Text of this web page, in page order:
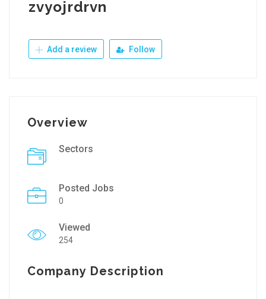
zvyojrdrvn
Add a review Follow
Overview
Sectors
Posted Jobs
0
Viewed
254
Company Description